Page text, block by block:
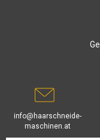
info@haarschneide-
maschinen.at